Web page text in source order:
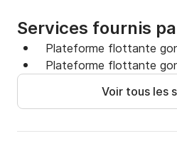
💶 490 € avec petit dejeuner
⛽ Carburant : 200 € À payer
👨‍✈️ Skipper OFFERT
🏖️ baignade au turquoise
Services fournis
Plateforme flottante
Plateforme flottante
Voir tous les